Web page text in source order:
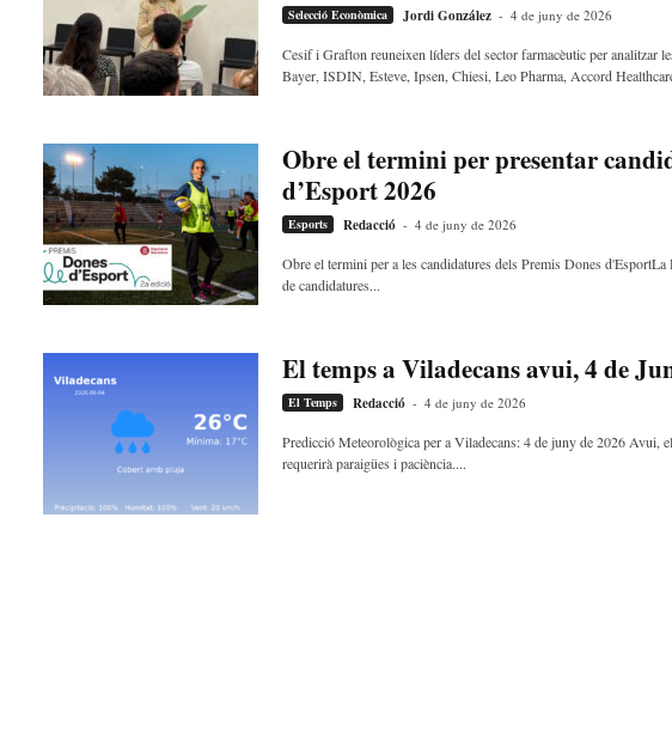
Selecció Econòmica Jordi González - 4 de juny de 2026
Cesif i Grafton reuneixen líders del sector farmacèutic per analitzar
Bayer, ISDIN, Esteve, Ipsen, Chiesi, Leo Pharma, Accord
Obre el termini per presentar
d’Esport 2026
Esports Redacció - 4 de juny de 2026
Obre el termini per a les candidatures dels Premis Dones
de candidatures...
El temps a Viladecans avui, 4 de
El Temps Redacció - 4 de juny de 2026
Predicció Meteorològica per a Viladecans: 4 de juny de 2026 Avui,
requerirà paraigües i paciència....